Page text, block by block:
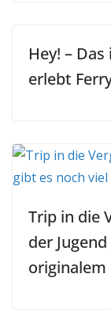
Hey! –
erlebt
Trip in die
der
originalem